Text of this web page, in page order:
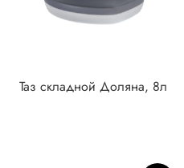
Таз складной Доляна, 8л